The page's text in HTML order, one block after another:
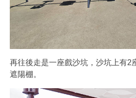
再往後走是一座戲沙坑，沙坑上有2
遮陽棚。